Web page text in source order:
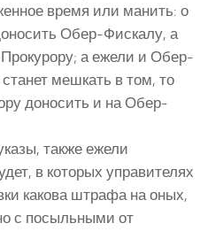
время или манить: о
Обер-Фискалу, а
а ежели и Обер-
мешкать в том, то
доносить и на Обер-
также ежели
в которых управителях
какова штрафа на оных,
с посыльными от